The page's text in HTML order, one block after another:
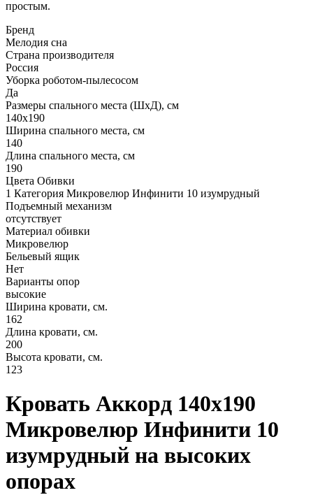
простым.
Бренд
Мелодия сна
Страна производителя
Россия
Уборка роботом-пылесосом
Да
Размеры спального места (ШхД), см
140х190
Ширина спального места, см
140
Длина спального места, см
190
Цвета Обивки
1 Категория Микровелюр Инфинити 10 изумрудный
Подъемный механизм
отсутствует
Материал обивки
Микровелюр
Бельевый ящик
Нет
Варианты опор
высокие
Ширина кровати, см.
162
Длина кровати, см.
200
Высота кровати, см.
123
Кровать Аккорд 140х190
Микровелюр Инфинити 10
изумрудный на высоких
опорах